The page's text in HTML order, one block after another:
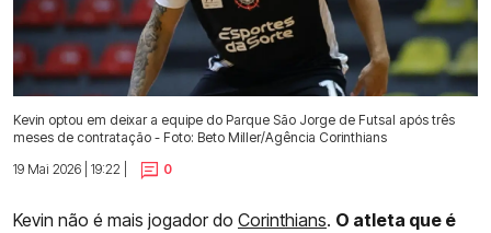
Kevin optou em deixar a equipe do Parque São Jorge de Futsal após três
meses de contratação - Foto: Beto Miller/Agência Corinthians
19 Mai 2026 | 19:22 |
0
Kevin não é mais jogador do Corinthians. O atleta que é